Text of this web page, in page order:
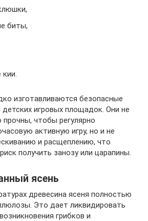
биты,
изготавливаются безопасные
игровых площадок. Они не
чтобы регулярно
активную игру, но и не
и расщеплению, что
получить занозу или царапины.
ясень
древесина ясеня полностью
Это дает ликвидировать
грибков и